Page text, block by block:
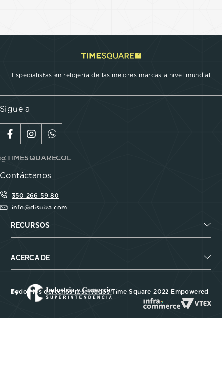
Especialistas en relojería de las mejores marcas a nivel mundial
Sigue a
@TIMESQUARECOL
Contáctanos
350 266 59 80
info@disuiza.com
RECURSOS
ACERCA DE
Todos los derechos reservados Time Square 2022 Empowered by